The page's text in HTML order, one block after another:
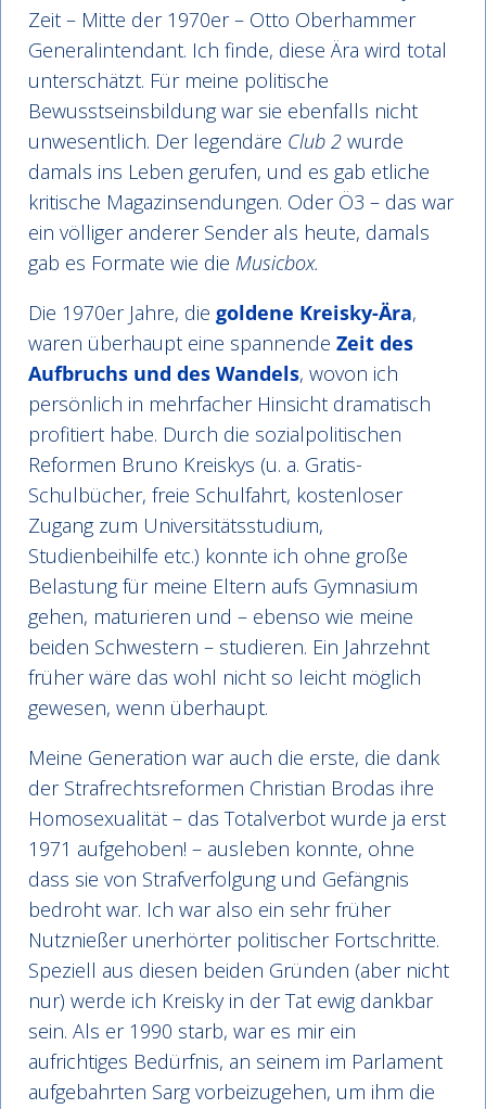
Zeit – Mitte der 1970er – Otto Oberhammer
Generalintendant. Ich finde, diese Ära wird total
unterschätzt. Für meine politische
Bewusstseinsbildung war sie ebenfalls nicht
unwesentlich. Der legendäre Club 2 wurde
damals ins Leben gerufen, und es gab etliche
kritische Magazinsendungen. Oder Ö3 – das war
ein völliger anderer Sender als heute, damals
gab es Formate wie die Musicbox.
Die 1970er Jahre, die goldene Kreisky-Ära,
waren überhaupt eine spannende Zeit des
Aufbruchs und des Wandels, wovon ich
persönlich in mehrfacher Hinsicht dramatisch
profitiert habe. Durch die sozialpolitischen
Reformen Bruno Kreiskys (u. a. Gratis-
Schulbücher, freie Schulfahrt, kostenloser
Zugang zum Universitätsstudium,
Studienbeihilfe etc.) konnte ich ohne große
Belastung für meine Eltern aufs Gymnasium
gehen, maturieren und – ebenso wie meine
beiden Schwestern – studieren. Ein Jahrzehnt
früher wäre das wohl nicht so leicht möglich
gewesen, wenn überhaupt.
Meine Generation war auch die erste, die dank
der Strafrechtsreformen Christian Brodas ihre
Homosexualität – das Totalverbot wurde ja erst
1971 aufgehoben! – ausleben konnte, ohne
dass sie von Strafverfolgung und Gefängnis
bedroht war. Ich war also ein sehr früher
Nutznießer unerhörter politischer Fortschritte.
Speziell aus diesen beiden Gründen (aber nicht
nur) werde ich Kreisky in der Tat ewig dankbar
sein. Als er 1990 starb, war es mir ein
aufrichtiges Bedürfnis, an seinem im Parlament
aufgebahrten Sarg vorbeizugehen, um ihm die